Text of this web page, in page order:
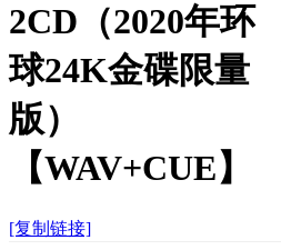
2CD（2020年环
球24K金碟限量
版）
【WAV+CUE】
[复制链接]